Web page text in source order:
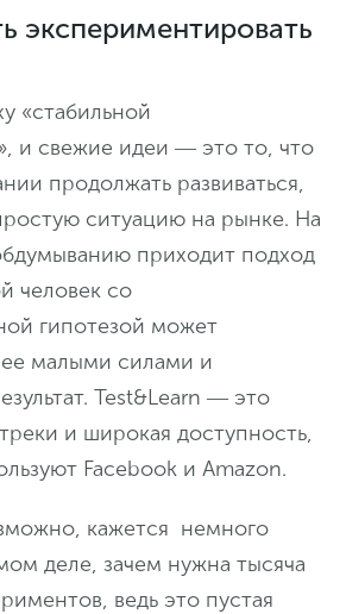
экспериментировать
«стабильной
и свежие идеи ― это то, что
продолжать развиваться,
ситуацию на рынке. На
приходит подход
человек со
гипотезой может
ее малыми силами и
Test&Learn ― это
и широкая доступность,
Facebook и Amazon.
кажется немного
деле, зачем нужна тысяча
ведь это пустая